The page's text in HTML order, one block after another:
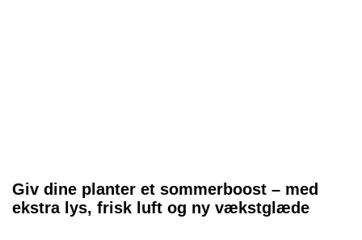
Giv dine planter et sommerboost – med
ekstra lys, frisk luft og ny vækstglæde